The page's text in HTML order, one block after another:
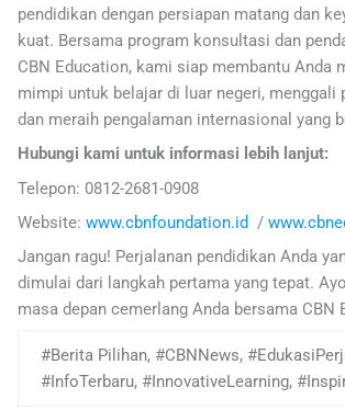
pendidikan dengan persiapan matang dan
kuat. Bersama program konsultasi dan
CBN Education, kami siap membantu Anda
mimpi untuk belajar di luar negeri, menggali
dan meraih pengalaman internasional yang
Hubungi kami untuk informasi lebih lanjut:
Telepon: 0812-2681-0908
Website: www.cbnfoundation.id /
Jangan ragu! Perjalanan pendidikan Anda
dimulai dari langkah pertama yang tepat.
masa depan cemerlang Anda bersama CBN
#Berita Pilihan, #CBNNews,
#InfoTerbaru, #InnovativeLearning,